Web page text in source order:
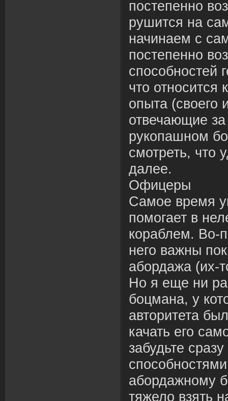
постепенно
рушится на
начинаем с
постепенно
способностей
что относится
опыта (своего
отвечающие
рукопашном
смотреть, что
далее.
Офицеры
Самое время
помогает в
кораблем. Во-
него важны
абордажа (их-
Но я еще ни
боцмана, у
авторитета
качать его
забудьте
абордажному
тяжело взять